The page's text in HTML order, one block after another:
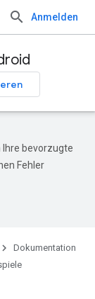
Anmelden
Ihre bevorzugte
Fehler
Dokumentation